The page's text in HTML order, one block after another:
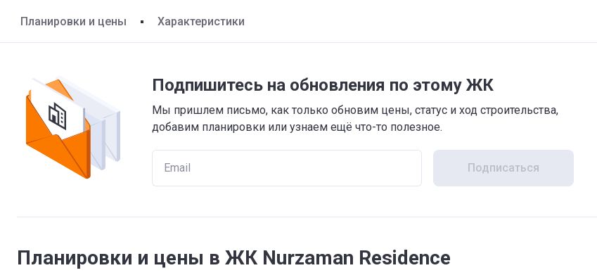
Планировки и цены Характеристики
Подпишитесь на обновления по этому ЖК
Мы пришлем письмо, как только обновим цены, статус и ход строительства,
добавим планировки или узнаем ещё что-то полезное.
Подписаться
Планировки и цены в ЖК Nurzaman Residence